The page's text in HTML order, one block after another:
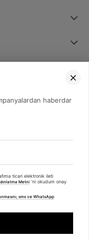
08
SSL sertifikası ile
haberdar
ticari elektronik ileti
Metni 'ni okudum onay
sms ve WhatsApp